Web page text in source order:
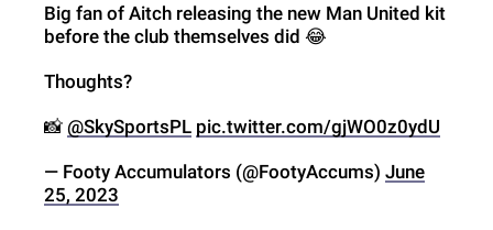
Big fan of Aitch releasing the new Man United kit
before the club themselves did 😂
Thoughts?
📸 @SkySportsPL pic.twitter.com/gjWO0z0ydU
— Footy Accumulators (@FootyAccums) June
25, 2023